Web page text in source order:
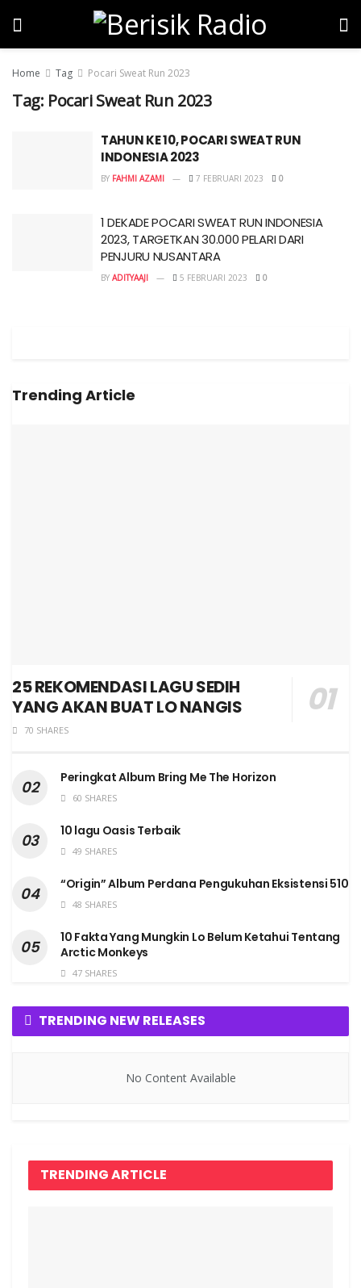
Home Tag Pocari Sweat Run 2023
Tag: Pocari Sweat Run 2023
TAHUN KE 10,POCARI SWEAT RUN
INDONESIA 2023
BY FAHMI AZAMI 7 FEBRUARI 2023 0
1 DEKADE POCARI SWEAT RUN INDONESIA
2023, TARGETKAN 30.000 PELARI DARI
PENJURU NUSANTARA
BY ADITYAAJI 5 FEBRUARI 2023 0
Trending Article
25 REKOMENDASI LAGU SEDIH
YANG AKAN BUAT LO NANGIS
70 SHARES
Peringkat Album Bring Me The Horizon
60 SHARES
10 lagu Oasis Terbaik
49 SHARES
“Origin” Album Perdana Pengukuhan Eksistensi 510
48 SHARES
10 Fakta Yang Mungkin Lo Belum Ketahui Tentang
Arctic Monkeys
47 SHARES
TRENDING NEW RELEASES
No Content Available
TRENDING ARTICLE